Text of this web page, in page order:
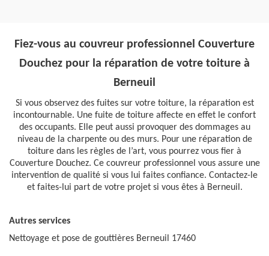
Fiez-vous au couvreur professionnel Couverture
Douchez pour la réparation de votre toiture à
Berneuil
Si vous observez des fuites sur votre toiture, la réparation est
incontournable. Une fuite de toiture affecte en effet le confort
des occupants. Elle peut aussi provoquer des dommages au
niveau de la charpente ou des murs. Pour une réparation de
toiture dans les règles de l’art, vous pourrez vous fier à
Couverture Douchez. Ce couvreur professionnel vous assure une
intervention de qualité si vous lui faites confiance. Contactez-le
et faites-lui part de votre projet si vous êtes à Berneuil.
Autres services
Nettoyage et pose de gouttières Berneuil 17460